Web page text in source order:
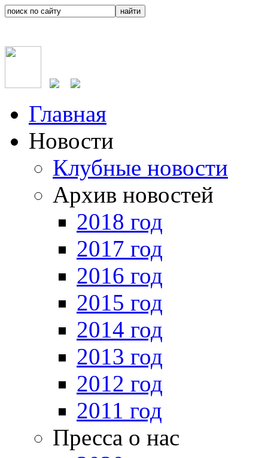
Главная
Новости
Клубные новости
Архив новостей
2018 год
2017 год
2016 год
2015 год
2014 год
2013 год
2012 год
2011 год
Пресса о нас